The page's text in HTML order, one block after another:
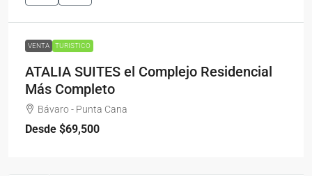
VENTA TURISTICO
ATALIA SUITES el Complejo Residencial
Más Completo
Bávaro - Punta Cana
Desde $69,500